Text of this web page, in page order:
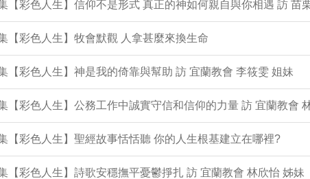
【彩色人生】信仰不是形式 真正的神如何親自與你相遇 訪 苗
【彩色人生】牧會默觀 人拿甚麼來換生命
【彩色人生】神是我的倚靠與幫助 訪 宜蘭教會 李筱雯 姐妹
【彩色人生】公務工作中誠實守信和信仰的力量 訪 宜蘭教會
【彩色人生】聖經故事恬恬聽 你的人生根基建立在哪裡?
【彩色人生】詩歌安穩撫平憂鬱掙扎 訪 宜蘭教會 林欣怡 姊妹